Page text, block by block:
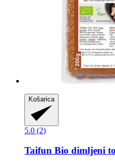
Košarica
5.0 (2)
Taifun Bio dimljeni